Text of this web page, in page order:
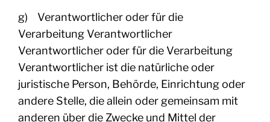
g) Verantwortlicher oder für die
Verarbeitung Verantwortlicher
Verantwortlicher oder für die Verarbeitung
Verantwortlicher ist die natürliche oder
juristische Person, Behörde, Einrichtung oder
andere Stelle, die allein oder gemeinsam mit
anderen über die Zwecke und Mittel der